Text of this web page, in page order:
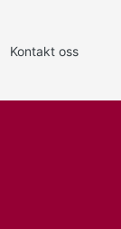
Kontakt oss